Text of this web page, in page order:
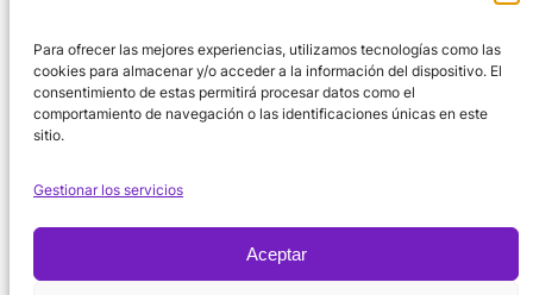
Para ofrecer las mejores experiencias, utilizamos tecnologías como las
cookies para almacenar y/o acceder a la información del dispositivo. El
consentimiento de estas permitirá procesar datos como el
comportamiento de navegación o las identificaciones únicas en este
sitio.
Gestionar los servicios
Aceptar
En el Día Internacional de la Mujer surge
una pregunta inevitable: ¿por dónde
empezar cuando hablamos de la…Lee
Política de